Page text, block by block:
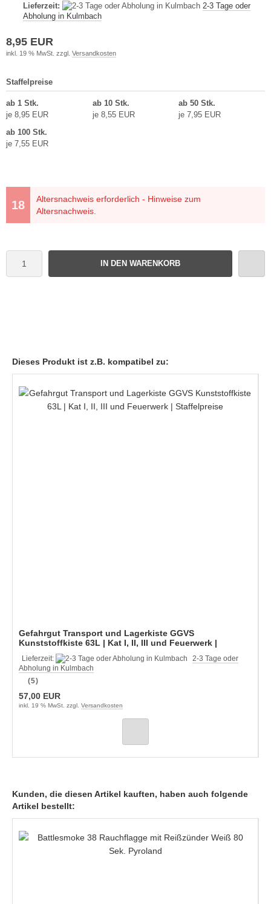
Lieferzeit:
2-3 Tage oder
Abholung in Kulmbach
8,95 EUR
inkl. 19 % MwSt. zzgl. Versandkosten
Staffelpreise
ab 1 Stk.
je 8,95 EUR
ab 10 Stk.
je 8,55 EUR
ab 50 Stk.
je 7,95 EUR
ab 100 Stk.
je 7,55 EUR
Altersnachweis erforderlich - Hinweise zum
Altersnachweis.
IN DEN WARENKORB
Dieses Produkt ist z.B. kompatibel zu:
Gefahrgut Transport und Lagerkiste GGVS
Kunststoffkiste 63L | Kat I, II, III und Feuerwerk |
Staffelpreise
Lieferzeit:
2-3 Tage oder
Abholung in Kulmbach
(5)
57,00 EUR
inkl. 19 % MwSt. zzgl. Versandkosten
Kunden, die diesen Artikel kauften, haben auch folgende
Artikel bestellt: